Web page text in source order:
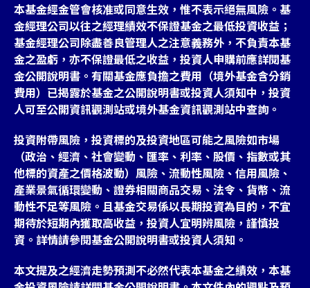
本基金經金管會核准或同意生效，惟不表示絕無風險。基
金經理公司以往之經理績效不保證基金之最低投資收益；
基金經理公司除盡善良管理人之注意義務外，不負責本基
金之盈虧，亦不保證最低之收益，投資人申購前應詳閱基
金公開說明書。有關基金應負擔之費用（境外基金含分銷
費用）已揭露於基金之公開說明書或投資人須知中，投資
人可至公開資訊觀測站或境外基金資訊觀測站中查詢。
投資附帶風險，投資標的及投資地區可能之風險如市場
（政治、經濟、社會變動、匯率、利率、股價、指數或其
他標的資產之價格波動）風險、流動性風險、信用風險、
產業景氣循環變動、證券相關商品交易、法令、貨幣、流
動性不足等風險。且基金交易係以長期投資為目的，不宜
期待於短期內獲取高收益，投資人宜明辨風險，謹慎投
資。詳情請參閱基金公開說明書或投資人須知。
本文提及之經濟走勢預測不必然代表本基金之績效，本基